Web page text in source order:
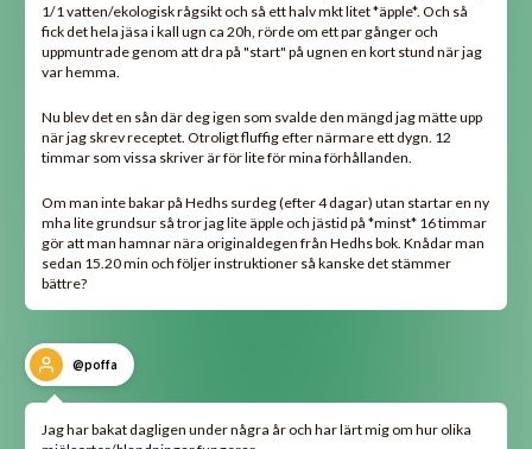
1/1 vatten/ekologisk rågsikt och så ett halv mkt litet *äpple*. Och så
fick det hela jäsa i kall ugn ca 20h, rörde om ett par gånger och
uppmuntrade genom att dra på "start" på ugnen en kort stund när jag
var hemma.
Nu blev det en sån där deg igen som svalde den mängd jag mätte upp
när jag skrev receptet. Otroligt fluffig efter närmare ett dygn. 12
timmar som vissa skriver är för lite för mina förhållanden.
Om man inte bakar på Hedhs surdeg (efter 4 dagar) utan startar en ny
mha lite grundsur så tror jag lite äpple och jästid på *minst* 16 timmar
gör att man hamnar nära originaldegen från Hedhs bok. Knådar man
sedan 15.20 min och följer instruktioner så kanske det stämmer
bättre?
@poffa
Jag har bakat dagligen under några år och har lärt mig om hur olika